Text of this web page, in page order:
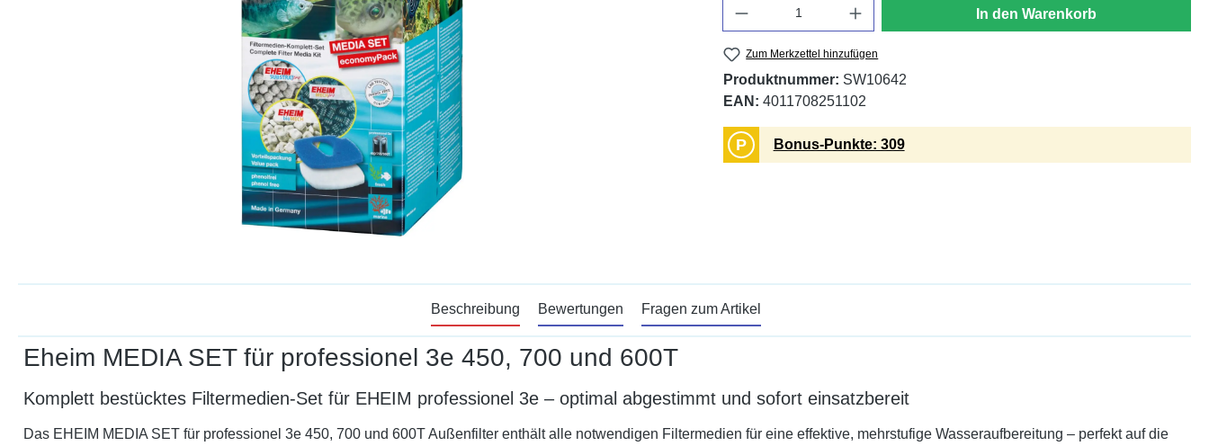
In den Warenkorb
Zum Merkzettel hinzufügen
Produktnummer: SW10642
EAN: 4011708251102
P Bonus-Punkte: 309
Beschreibung Bewertungen Fragen zum Artikel
Eheim MEDIA SET für professionel 3e 450, 700 und 600T
Komplett bestücktes Filtermedien-Set für EHEIM professionel 3e – optimal abgestimmt und sofort einsatzbereit
Das EHEIM MEDIA SET für professionel 3e 450, 700 und 600T Außenfilter enthält alle notwendigen Filtermedien für eine effektive, mehrstufige Wasseraufbereitung – perfekt auf die